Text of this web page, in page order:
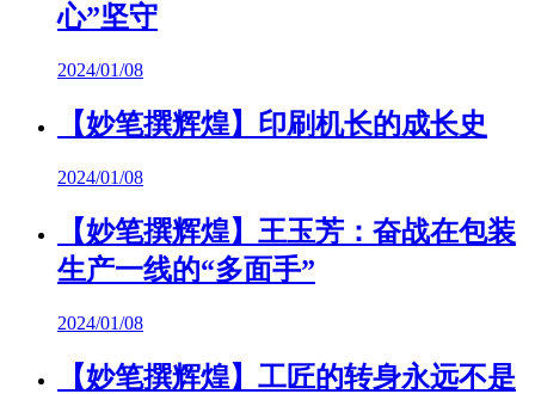
心”坚守
2024/01/08
【妙笔撰辉煌】印刷机长的成长史
2024/01/08
【妙笔撰辉煌】王玉芳：奋战在包装
生产一线的“多面手”
2024/01/08
【妙笔撰辉煌】工匠的转身永远不是